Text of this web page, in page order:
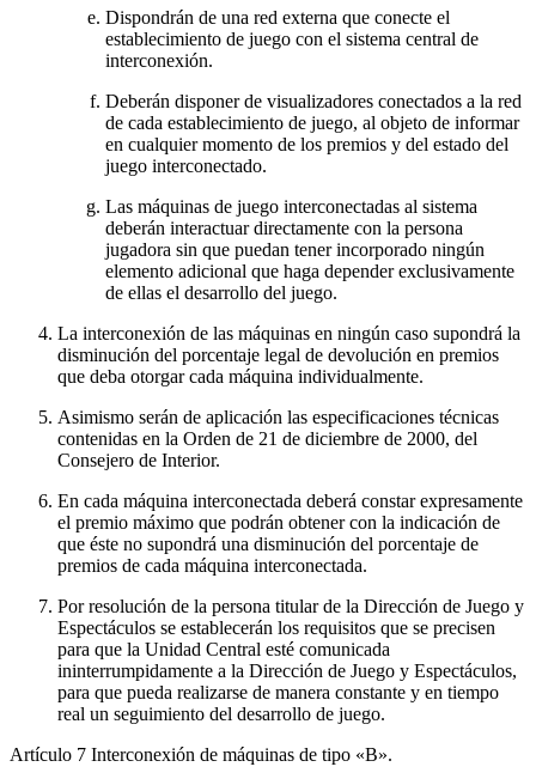
Dispondrán de una red externa que conecte el
establecimiento de juego con el sistema central de
interconexión.
Deberán disponer de visualizadores conectados a la red
de cada establecimiento de juego, al objeto de informar
en cualquier momento de los premios y del estado del
juego interconectado.
Las máquinas de juego interconectadas al sistema
deberán interactuar directamente con la persona
jugadora sin que puedan tener incorporado ningún
elemento adicional que haga depender exclusivamente
de ellas el desarrollo del juego.
La interconexión de las máquinas en ningún caso supondrá la
disminución del porcentaje legal de devolución en premios
que deba otorgar cada máquina individualmente.
Asimismo serán de aplicación las especificaciones técnicas
contenidas en la Orden de 21 de diciembre de 2000, del
Consejero de Interior.
En cada máquina interconectada deberá constar expresamente
el premio máximo que podrán obtener con la indicación de
que éste no supondrá una disminución del porcentaje de
premios de cada máquina interconectada.
Por resolución de la persona titular de la Dirección de Juego y
Espectáculos se establecerán los requisitos que se precisen
para que la Unidad Central esté comunicada
ininterrumpidamente a la Dirección de Juego y Espectáculos,
para que pueda realizarse de manera constante y en tiempo
real un seguimiento del desarrollo de juego.
Artículo 7 Interconexión de máquinas de tipo «B».